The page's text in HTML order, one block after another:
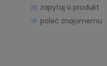
zapytaj o produkt
poleć znajomemu